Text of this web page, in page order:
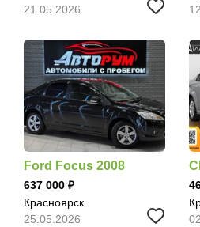
21.05.2026
Ford Focus 2008
637 000
Красноярск
25.05.2026